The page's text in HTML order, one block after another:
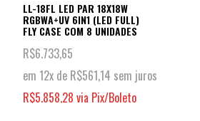
LL-18FL LED PAR 18X18W
RGBWA+UV 6IN1 (LED FULL)
FLY CASE COM 8 UNIDADES
R$6.733,65
em 12x de R$561,14 sem juros
R$5.858,28 via Pix/Boleto